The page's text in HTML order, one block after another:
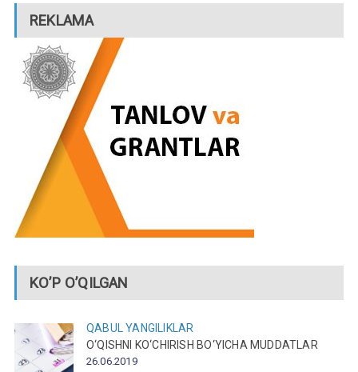
REKLAMA
KO’P O’QILGAN
QABUL
YANGILIKLAR
O‘QISHNI KO‘CHIRISH BO‘YICHA MUDDATLAR
26.06.2019